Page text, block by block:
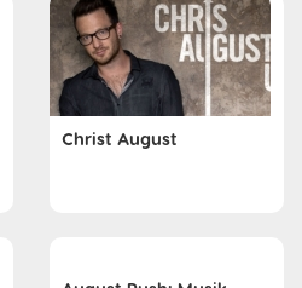
Christ August